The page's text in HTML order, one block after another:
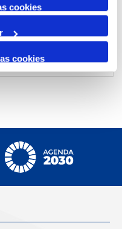
cookies
cookies
veronica:: Cruise
:: Multipurpose